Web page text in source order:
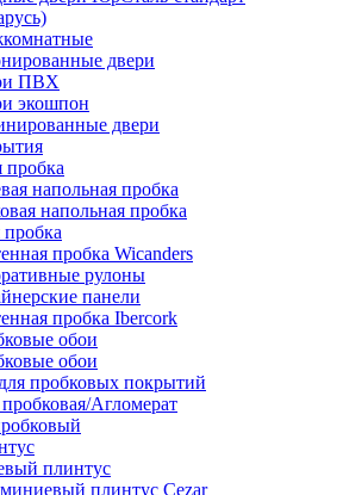
двери
ПВХ
экошпон
двери
пробка
напольная пробка
напольная пробка
пробка Wicanders
рулоны
панели
пробка Ibercork
обои
обои
пробковых покрытий
Агломерат
плинтус
плинтус Cezar